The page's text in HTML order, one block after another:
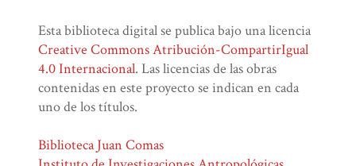
Esta biblioteca digital se publica bajo una licencia
Creative Commons Atribución-CompartirIgual
4.0 Internacional. Las licencias de las obras
contenidas en este proyecto se indican en cada
uno de los títulos.
Biblioteca Juan Comas